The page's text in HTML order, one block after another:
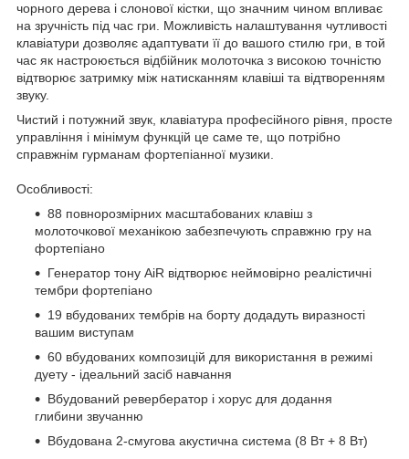
чорного дерева і слонової кістки, що значним чином впливає
на зручність під час гри. Можливість налаштування чутливості
клавіатури дозволяє адаптувати її до вашого стилю гри, в той
час як настроюється відбійник молоточка з високою точністю
відтворює затримку між натисканням клавіші та відтворенням
звуку.
Чистий і потужний звук, клавіатура професійного рівня, просте
управління і мінімум функцій це саме те, що потрібно
справжнім гурманам фортепіанної музики.
Особливості:
88 повнорозмірних масштабованих клавіш з
молоточкової механікою забезпечують справжню гру на
фортепіано
Генератор тону AiR відтворює неймовірно реалістичні
тембри фортепіано
19 вбудованих тембрів на борту додадуть виразності
вашим виступам
60 вбудованих композицій для використання в режимі
дуету - ідеальний засіб навчання
Вбудований ревербератор і хорус для додання
глибини звучанню
Вбудована 2-смугова акустична система (8 Вт + 8 Вт)